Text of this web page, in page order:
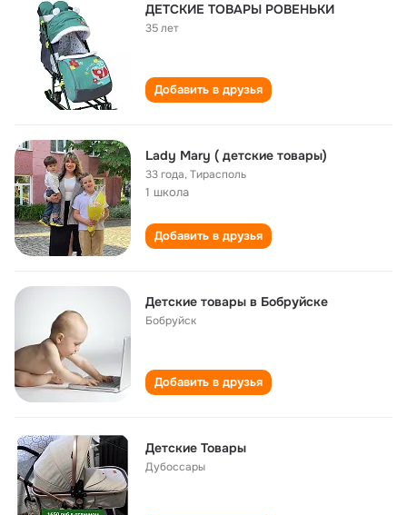
ДЕТСКИЕ ТОВАРЫ РОВЕНЬКИ
35 лет
Добавить в друзья
Lady Mary ( детские товары)
33 года,Тирасполь
1 школа
Добавить в друзья
Детские товары в Бобруйске
Бобруйск
Добавить в друзья
Детские Товары
Дубоссары